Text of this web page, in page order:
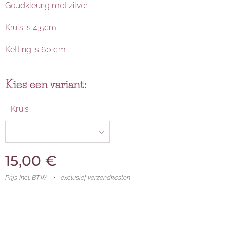
Goudkleurig met zilver.
Kruis is 4,5cm
Ketting is 60 cm
Kies een variant:
Kruis
15,00 €
Prijs Incl. BTW exclusief verzendkosten